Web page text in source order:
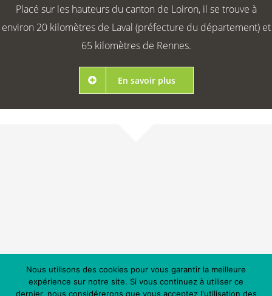
Placé sur les hauteurs du canton de Loiron, il se trouve à
environ 20 kilomètres de Laval (préfecture du département) et
65 kilomètres de Rennes.
En savoir plus
Nous utilisons des cookies pour vous garantir la meilleure
expérience sur notre site. Si vous continuez à utiliser ce
dernier, nous considérerons que vous acceptez l'utilisation des